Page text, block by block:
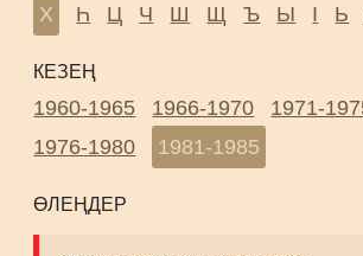
Х
Һ Ц Ч Ш Щ Ъ Ы І Ь
КЕЗЕҢ
1960-1965 1966-1970
1971-
1976-1980
1981-1985
ӨЛЕҢДЕР